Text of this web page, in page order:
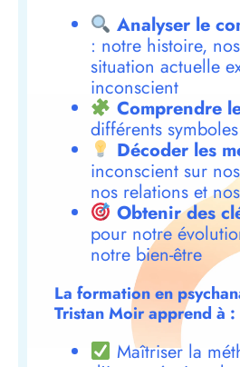
Analyser le
: notre histoire,
situation actuelle
inconscient
Comprendre
différents
Décoder les
inconscient sur
nos relations et
Obtenir des
pour notre
notre bien-être
La formation en
Tristan Moir apprend à :
Maîtriser la